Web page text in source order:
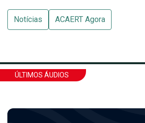
Notícias ACAERT Agora
ÚLTIMOS ÁUDIOS